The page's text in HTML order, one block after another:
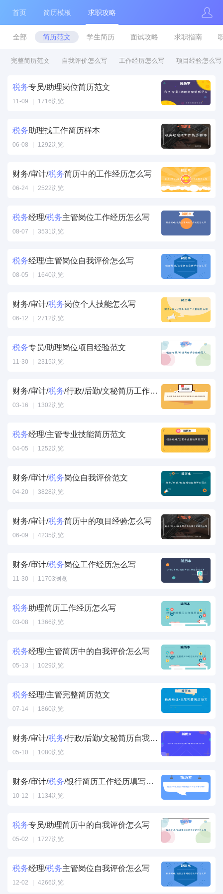
首页 简历模板 求职攻略
全部 简历范文 学生简历 面试攻略 求职指南
完整简历范文 自我评价怎么写 工作经历怎么写 项目经验怎么写
税务专员/助理岗位简历范文
11-09 1716浏览
岗位简历范文"
/>
税务助理找工作简历样本
06-08 1292浏览
简历样本" />
财务/审计/税务简历中的工作经历怎么写
06-24 2522浏览
作经历怎么写"
税务经理/税务主管岗位工作经历怎么写
08-07 3531浏览
主管岗位工作经
历怎么写" />
税务经理/主管岗位自我评价怎么写
08-05 1640浏览
岗位自我评价怎
么写" />
财务/审计/税务岗位个人技能怎么写
06-12 2712浏览
能怎么写" />
税务专员/助理岗位项目经验范文
11-30 2315浏览
岗位项目经验范
文" />
财务/审计/税务/行政/后勤/文秘简历工作经历填写样本
03-16 1302浏览
文秘简历工作经
历填写样本" />
税务经理/主管专业技能简历范文
04-05 1252浏览
专业技能简历范
文" />
财务/审计/税务岗位自我评价范文
04-20 3828浏览
价范文" />
财务/审计/税务简历中的项目经验怎么写
06-09 4235浏览
目经验怎么写"
财务/审计/税务岗位工作经历怎么写
11-30 11703浏览
历怎么写" />
税务助理简历工作经历怎么写
03-08 1366浏览
作经历怎么写"
/>
税务经理/主管简历中的自我评价怎么写
05-13 1029浏览
简历中的自我评
价怎么写" />
税务经理/主管完整简历范文
07-14 1860浏览
完整简历范文"
/>
财务/审计/税务/行政/后勤/文秘简历自我评价怎么写
05-10 1080浏览
文秘简历自我评
价怎么写" />
财务/审计/税务/银行简历工作经历填写样本
10-12 1134浏览
工作经历填写样
本" />
税务专员/助理简历中的自我评价怎么写
05-02 1727浏览
简历中的自我评
价怎么写" />
税务经理/税务主管岗位自我评价怎么写
12-02 4266浏览